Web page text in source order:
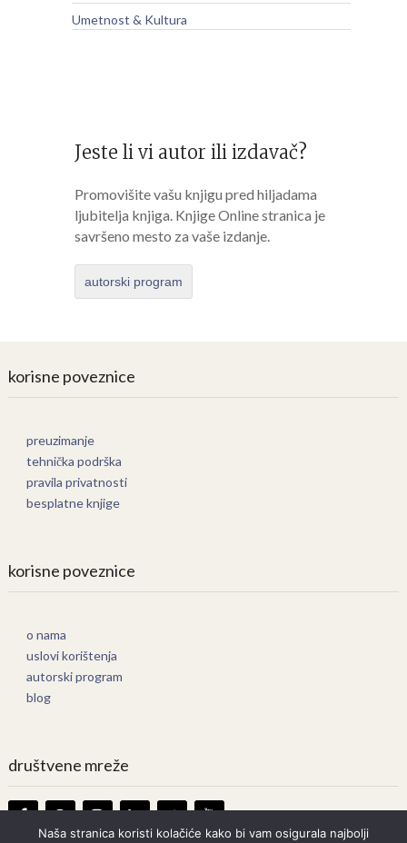
Umetnost & Kultura
Jeste li vi autor ili izdavač?
Promovišite vašu knjigu pred hiljadama
ljubitelja knjiga. Knjige Online stranica je
savršeno mesto za vaše izdanje.
autorski program
korisne poveznice
preuzimanje
tehnička podrška
pravila privatnosti
besplatne knjige
korisne poveznice
o nama
uslovi korištenja
autorski program
blog
društvene mreže
Naša stranica koristi kolačiće kako bi vam osigurala najbolji